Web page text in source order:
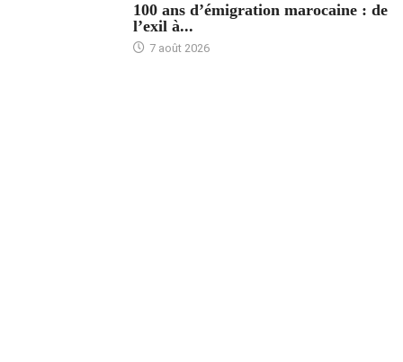
100 ans d’émigration marocaine : de
l’exil à...
7 août 2026